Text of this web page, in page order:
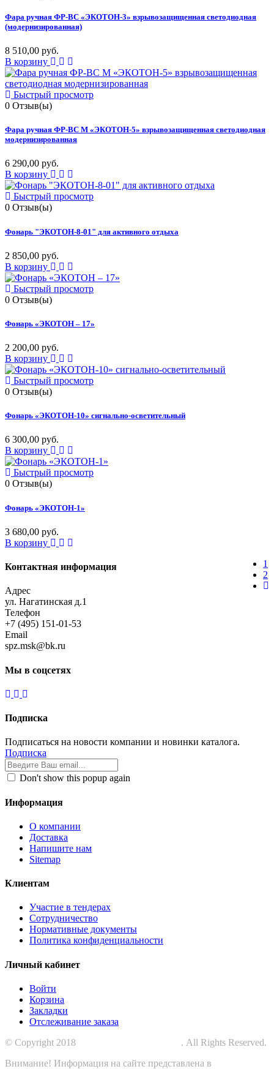
Фара ручная ФР-ВС «ЭКОТОН-3» взрывозащищенная светодиодная
(модернизированная)
8 510,00 руб.
В корзину
Быстрый просмотр
0 Отзыв(ы)
Фара ручная ФР-ВС М «ЭКОТОН-5» взрывозащищенная светодиодная
модернизированная
6 290,00 руб.
В корзину
Быстрый просмотр
0 Отзыв(ы)
Фонарь "ЭКОТОН-8-01" для активного отдыха
2 850,00 руб.
В корзину
Быстрый просмотр
0 Отзыв(ы)
Фонарь «ЭКОТОН – 17»
2 200,00 руб.
В корзину
Быстрый просмотр
0 Отзыв(ы)
Фонарь «ЭКОТОН-10» сигнально-осветительный
6 300,00 руб.
В корзину
Быстрый просмотр
0 Отзыв(ы)
Фонарь «ЭКОТОН-1»
3 680,00 руб.
В корзину
1
2
Контактная информация
Адрес
ул. Нагатинская д.1
Телефон
+7 (495) 151-01-53
Email
spz.msk@bk.ru
Мы в соцсетях
Подписка
Подписаться на новости компании и новинки каталога.
Подписка
Don't show this popup again
Информация
О компании
Доставка
Напишите нам
Sitemap
Клиентам
Участие в тендерах
Сотрудничество
Нормативные документы
Политика конфиденциальности
Личный кабинет
Войти
Корзина
Закладки
Отслеживание заказа
© Copyright 2018
. All Rights Reserved.
Внимание! Информация на сайте представлена в